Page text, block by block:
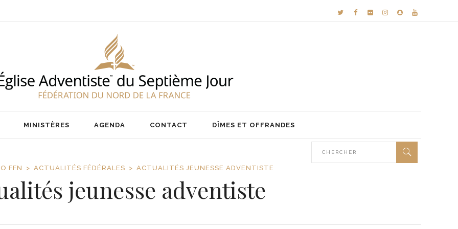
NOTRE ÉQUIPE
MINISTÈRES AGENDA CONTACT DÎMES ET OFFRANDES
NOTRE ÉQUIPE
FFN ACTUALITÉS FÉDÉRALES ACTUALITÉS JEUNESSE ADVENTISTE
jeunesse adventiste